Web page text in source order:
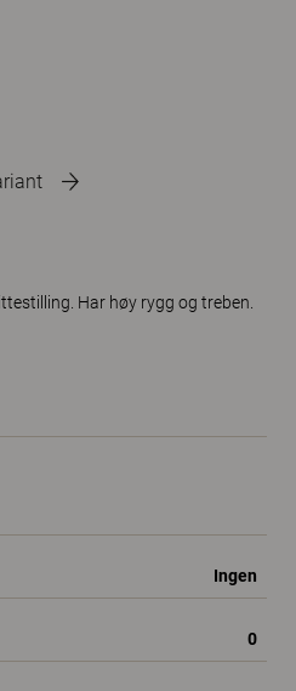
Har høy rygg og treben.
Ingen
0